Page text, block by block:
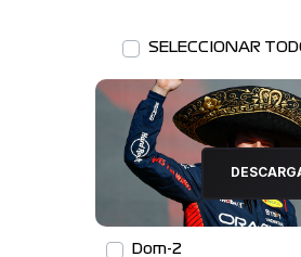
SELECCIONAR
Dom-2